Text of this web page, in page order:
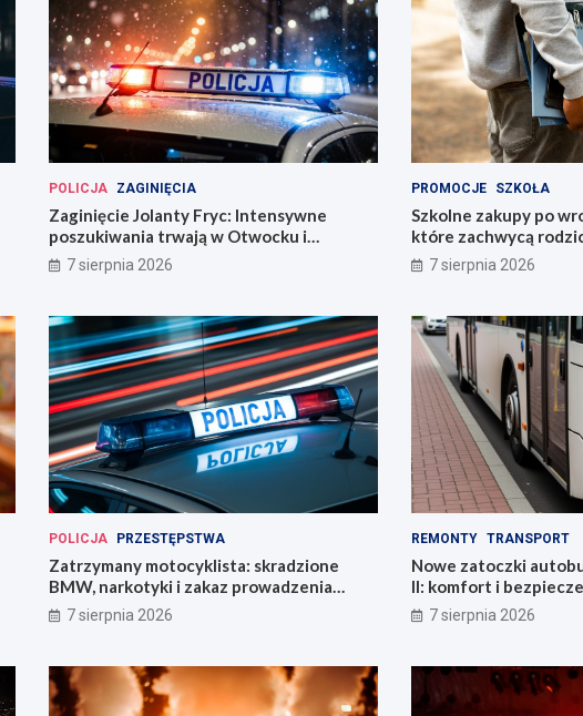
POLICJA ZAGINIĘCIA
Zaginięcie Jolanty Fryc: Intensywne
poszukiwania trwają w Otwocku i
Wrocławiu
7 sierpnia 2026
PROMOCJE SZKOŁA
Szkolne zakupy po
które zachwycą
7 sierpnia 2026
POLICJA PRZESTĘPSTWA
Zatrzymany motocyklista: skradzione
BMW, narkotyki i zakaz prowadzenia
pojazdów
7 sierpnia 2026
REMONTY TRANSPORT
Nowe zatoczki
II: komfort i
mieszkańców!
7 sierpnia 2026